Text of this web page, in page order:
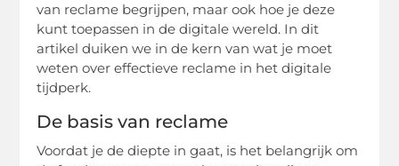
van reclame begrijpen, maar ook hoe je deze
kunt toepassen in de digitale wereld. In dit
artikel duiken we in de kern van wat je moet
weten over effectieve reclame in het digitale
tijdperk.
De basis van reclame
Voordat je de diepte in gaat, is het belangrijk om